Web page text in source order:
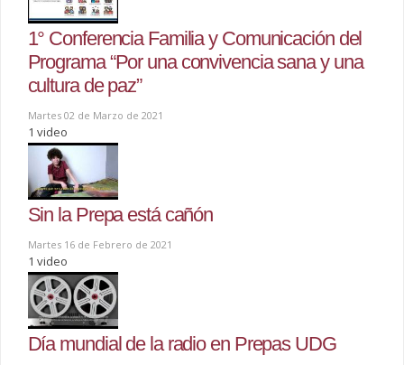
1° Conferencia Familia y Comunicación del
Programa “Por una convivencia sana y una
cultura de paz”
Martes 02 de Marzo de 2021
1 video
Sin la Prepa está cañón
Martes 16 de Febrero de 2021
1 video
Día mundial de la radio en Prepas UDG